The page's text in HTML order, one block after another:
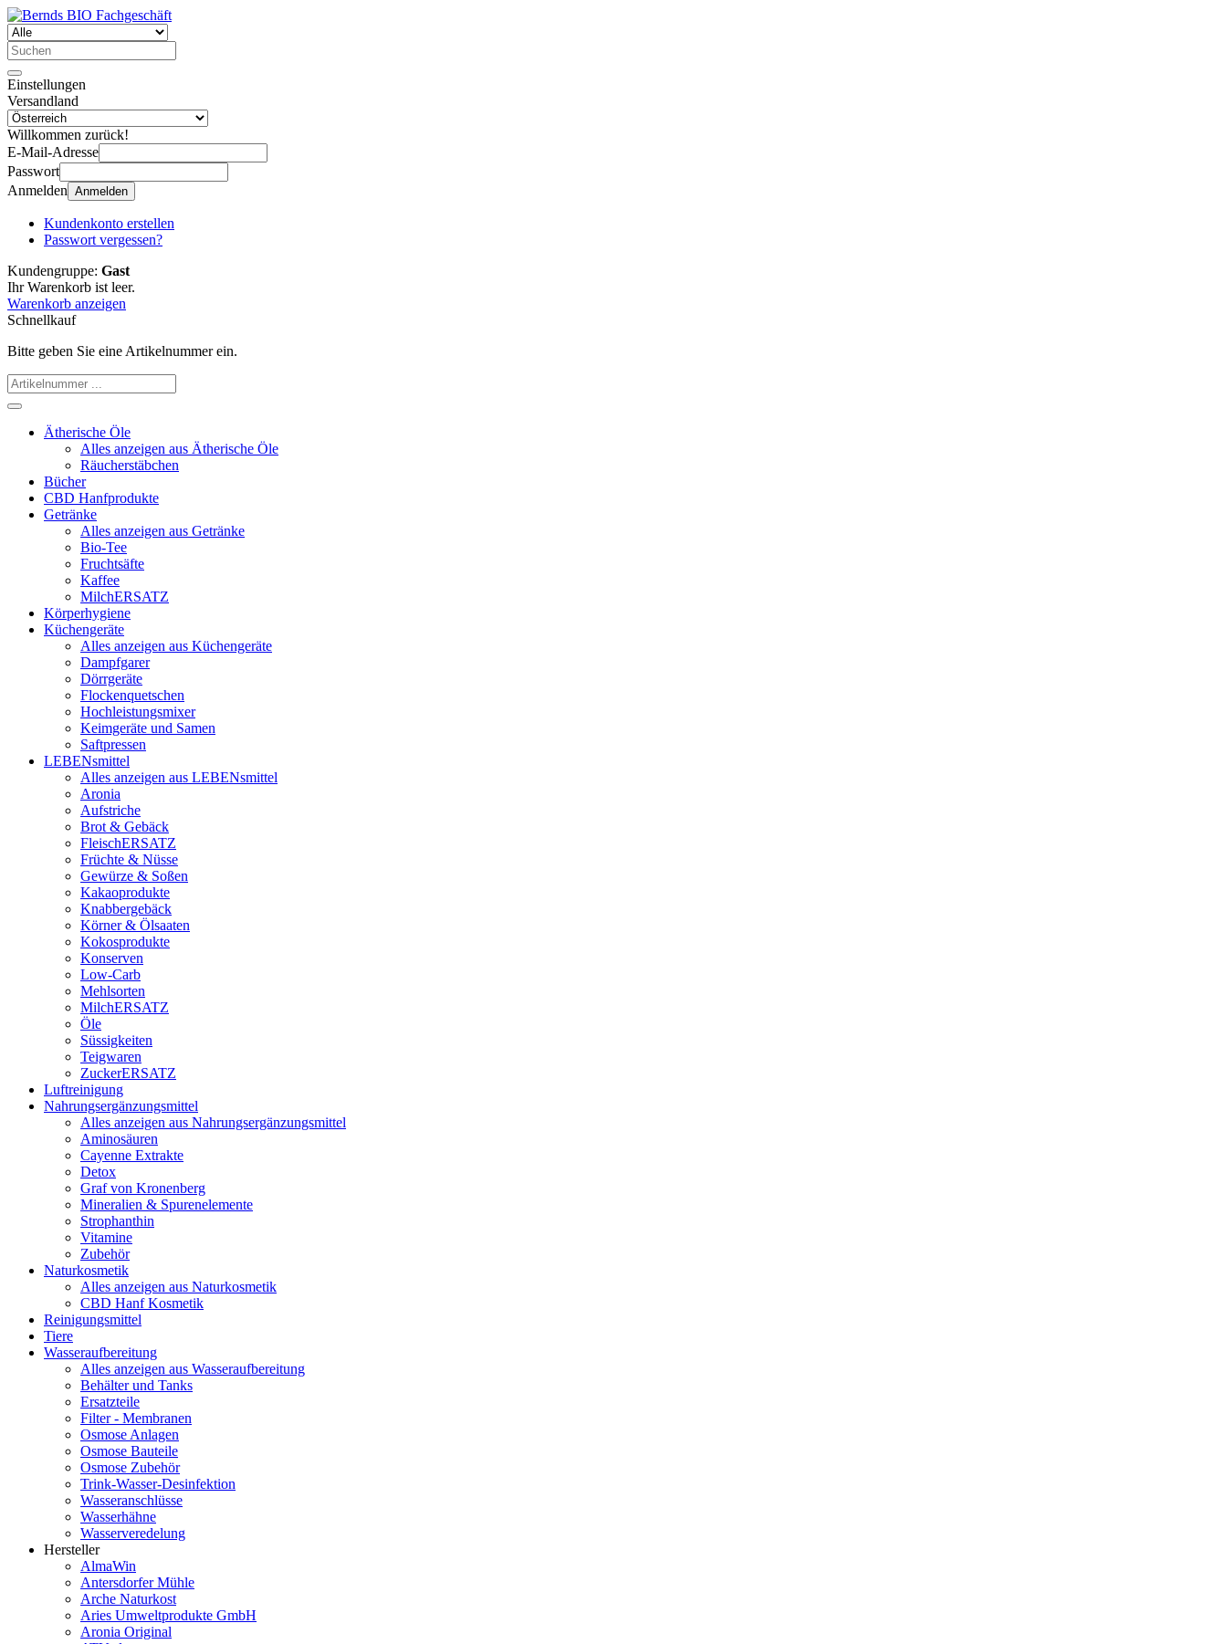
Einstellungen
Versandland
Willkommen zurück!
E-Mail-Adresse
Passwort
Anmelden Anmelden
Kundenkonto erstellen
Passwort vergessen?
Kundengruppe: Gast
Ihr Warenkorb ist leer.
Warenkorb anzeigen
Schnellkauf
Bitte geben Sie eine Artikelnummer ein.
Ätherische Öle
Alles anzeigen aus Ätherische Öle
Räucherstäbchen
Bücher
CBD Hanfprodukte
Getränke
Alles anzeigen aus Getränke
Bio-Tee
Fruchtsäfte
Kaffee
MilchERSATZ
Körperhygiene
Küchengeräte
Alles anzeigen aus Küchengeräte
Dampfgarer
Dörrgeräte
Flockenquetschen
Hochleistungsmixer
Keimgeräte und Samen
Saftpressen
LEBENsmittel
Alles anzeigen aus LEBENsmittel
Aronia
Aufstriche
Brot & Gebäck
FleischERSATZ
Früchte & Nüsse
Gewürze & Soßen
Kakaoprodukte
Knabbergebäck
Körner & Ölsaaten
Kokosprodukte
Konserven
Low-Carb
Mehlsorten
MilchERSATZ
Öle
Süssigkeiten
Teigwaren
ZuckerERSATZ
Luftreinigung
Nahrungsergänzungsmittel
Alles anzeigen aus Nahrungsergänzungsmittel
Aminosäuren
Cayenne Extrakte
Detox
Graf von Kronenberg
Mineralien & Spurenelemente
Strophanthin
Vitamine
Zubehör
Naturkosmetik
Alles anzeigen aus Naturkosmetik
CBD Hanf Kosmetik
Reinigungsmittel
Tiere
Wasseraufbereitung
Alles anzeigen aus Wasseraufbereitung
Behälter und Tanks
Ersatzteile
Filter - Membranen
Osmose Anlagen
Osmose Bauteile
Osmose Zubehör
Trink-Wasser-Desinfektion
Wasseranschlüsse
Wasserhähne
Wasserveredelung
Hersteller
AlmaWin
Antersdorfer Mühle
Arche Naturkost
Aries Umweltprodukte GmbH
Aronia Original